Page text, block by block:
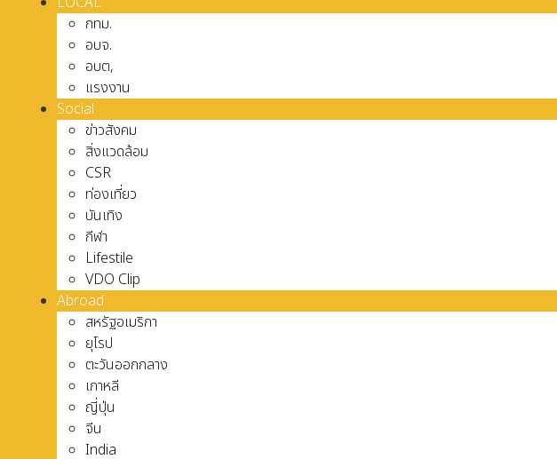
กทม.
อบจ.
อบต,
แรงงาน
Social
ข่าวสังคม
สิ่งแวดล้อม
CSR
ท่องเที่ยว
บันเทิง
กีฬา
Lifestile
VDO Clip
Abroad
สหรัฐอเมริกา
ยุโรป
ตะวันออกกลาง
เกาหลี
ญี่ปุ่น
จีน
India